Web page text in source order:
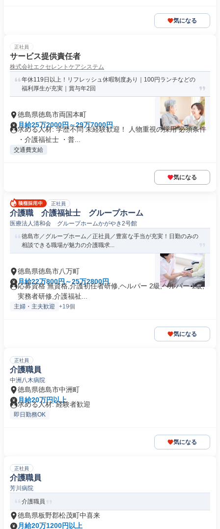
気になる
正社員
サービス提供責任者
株式会社エクセレントケアシステム
年休119日以上！リフレッシュ休暇制度あり｜100円ランチなどの
福利厚生が充実｜賞与年2回
徳島県徳島市両国本町
月給25万2000円～29万7000円
求める人材: 学歴不問 未経験歓迎！ 人物重視の採用 必須条件
・介護福祉士 ・普...
交通費支給
気になる
正社員
介護職 介護福祉士 グループホーム
医療法人清和会 グループホームかがやき2号館
徳島市／グループホーム／正社員／豊富な手当が充実！日勤のみの
相談できる職場が魅力の介護職求...
徳島県徳島市八万町
月給22万800円～25万2800円
応募資格 無資格,介護初任者研修,ヘルパー 2級,ヘルパー 1級,
実務者研修,介護福祉...
主婦・主夫歓迎 +19個
気になる
正社員
介護職員
中洲八木病院
徳島県徳島市中洲町
月給20万円以上
求める人材: 経験者歓迎
即日勤務OK
気になる
正社員
介護職員
芳川病院
介護職員
徳島県板野郡松茂町中喜来
月給20万1200円以上